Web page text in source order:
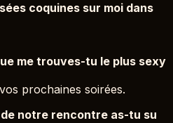
coquines sur moi dans
me trouves-tu le plus sexy
prochaines soirées.
notre rencontre as-tu su